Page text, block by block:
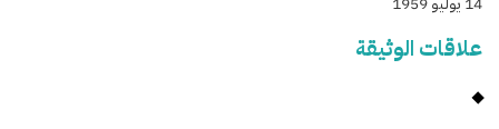
علاقات الوثيقة